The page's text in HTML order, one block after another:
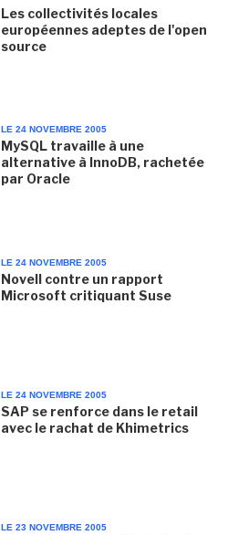
Les collectivités locales
européennes adeptes de l'open
source
LE 24 NOVEMBRE 2005
MySQL travaille à une
alternative à InnoDB, rachetée
par Oracle
LE 24 NOVEMBRE 2005
Novell contre un rapport
Microsoft critiquant Suse
LE 24 NOVEMBRE 2005
SAP se renforce dans le retail
avec le rachat de Khimetrics
LE 23 NOVEMBRE 2005